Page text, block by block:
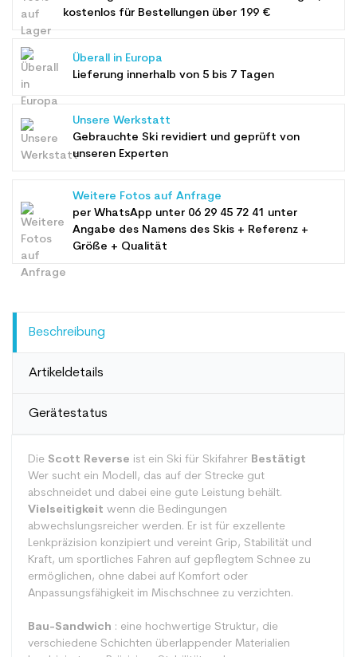
kostenlos für Bestellungen über 199 €
Überall in Europa
Lieferung innerhalb von 5 bis 7 Tagen
Unsere Werkstatt
Gebrauchte Ski revidiert und geprüft von
unseren Experten
Weitere Fotos auf Anfrage
per WhatsApp unter 06 29 45 72 41 unter
Angabe des Namens des Skis + Referenz +
Größe + Qualität
Beschreibung
Artikeldetails
Gerätestatus
Die Scott Reverse ist ein Ski für Skifahrer Bestätigt
Wer sucht ein Modell, das auf der Strecke gut
abschneidet und dabei eine gute Leistung behält.
Vielseitigkeit wenn die Bedingungen
abwechslungsreicher werden. Er ist für exzellente
Lenkpräzision konzipiert und vereint Grip, Stabilität und
Kraft, um sportliches Fahren auf gepflegtem Schnee zu
ermöglichen, ohne dabei auf Komfort oder
Anpassungsfähigkeit im Mischschnee zu verzichten.
Bau-Sandwich : eine hochwertige Struktur, die
verschiedene Schichten überlappender Materialien